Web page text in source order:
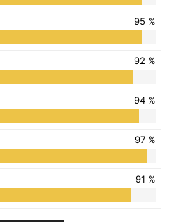
95 %
92 %
94 %
97 %
91 %